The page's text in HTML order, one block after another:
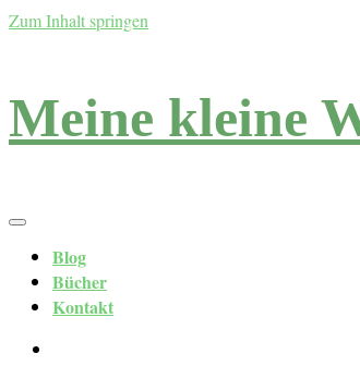
Zum Inhalt springen
Meine kleine
Blog
Bücher
Kontakt